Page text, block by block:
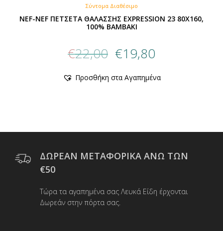
Σύντομα Διαθέσιμο
NEF-NEF ΠΕΤΣΕΤΑ ΘΑΛΑΣΣΗΣ EXPRESSION 23 80X160,
100% ΒΑΜΒΑΚΙ
€22,00
price
€22,00.
€19,80
είναι:
Προσθήκη στα Αγαπημένα
ΔΩΡΕΑΝ ΜΕΤΑΦΟΡΙΚΑ ΑΝΩ ΤΩΝ
€50
Τώρα τα αγαπημένα σας Λευκά Είδη έρχονται
Δωρεάν στην πόρτα σας.